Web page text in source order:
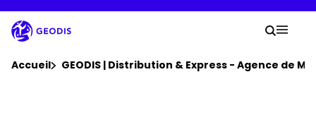
au
contenu
principal
Accueil GEODIS | Distribution & Express - Agence de